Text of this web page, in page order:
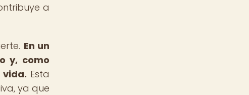
a
En un
y, como
vida. Esta
ya que